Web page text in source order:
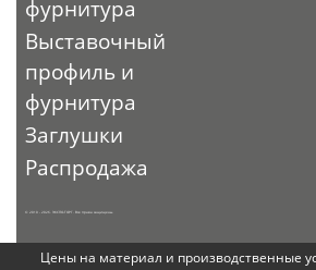
фурнитура
Выставочный
профиль и
фурнитура
Заглушки
Распродажа
© 2010 - 2026. ЭКСПО-ТОРГ. Все права защищены.
Цены на материал и производственные